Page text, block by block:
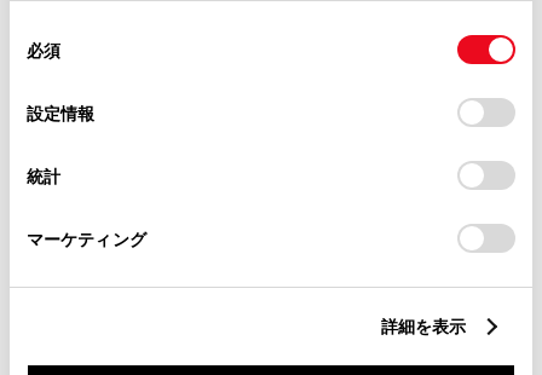
使用することがあります。当ウェブサイトの使用を続行する
デバイスにすべてのCookie(クッキー)が保存されることに同
意したことになります。Cookie(クッキー)のオプトアウト、
設定の変更、同意を撤回したりするにあたっては、当社の
「Cookie（クッキー）情報の取り扱いについて
」をご覧くだ
必須
設定情報
統計
マーケティング
詳細を表示
店までご相談くださいますよう
ヨタ販売店は
からご確認
おクルマの故障、点検、修理等
（販売店を窓口におクルマの状
態を診断する必要がございま
納期（販売店単位でオーダーを